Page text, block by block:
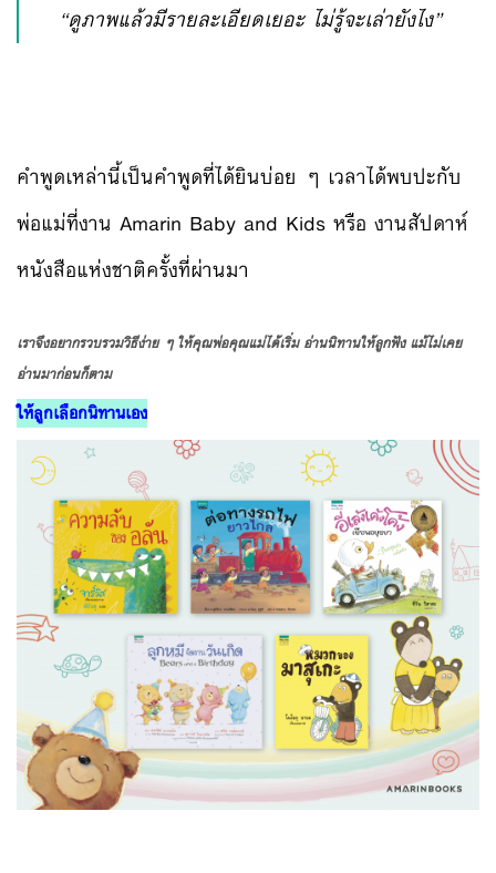
“ดูภาพแล้วมีรายละเอียดเยอะ ไม่รู้จะเล่ายังไง”
คำพูดเหล่านี้เป็นคำพูดที่ได้ยินบ่อย ๆ เวลาได้พบปะกับ
พ่อแม่ที่งาน Amarin Baby and Kids หรือ งานสัปดาห์
หนังสือแห่งชาติครั้งที่ผ่านมา
เราจึงอยากรวบรวมวิธีง่าย ๆ ให้คุณพ่อคุณแม่ได้เริ่ม อ่านนิทานให้ลูกฟัง แม้ไม่เคย
อ่านมาก่อนก็ตาม
ให้ลูกเลือกนิทานเอง